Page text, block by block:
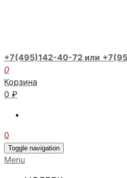
+7(495)142-40-72 или
0
Корзина
0 ₽
0
Toggle navigation
Menu